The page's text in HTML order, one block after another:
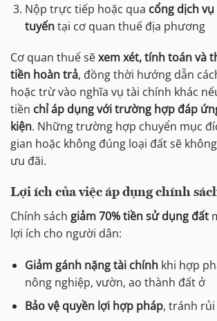
Nộp trực tiếp hoặc qua cổng dịch
tuyếntại cơ quan thuế địa phương
Cơ quan thuế sẽxem xét, tính toán và
tiền hoàn trả, đồng thời hướng dẫn
hoặc trừ vào nghĩa vụ tài chính khác
tiền chỉ áp dụng với trường hợp đáp
kiện. Những trường hợp chuyển mục
gian hoặc không đúng loại đất sẽ
ưu đãi.
Lợi ích của việc áp dụng chính
Chính sách giảm 70% tiền sử dụng đất
lợi ích cho người dân:
Giảm gánh nặng tài chínhkhi hợp
nông nghiệp, vườn, ao thành đất ở
Bảo vệ quyền lợi hợp pháp, tránh